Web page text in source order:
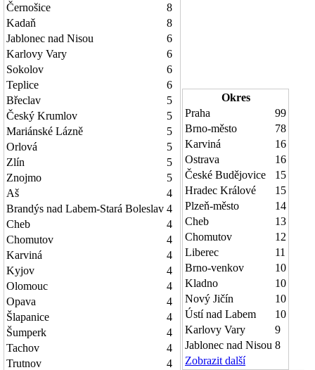
Černošice
8
Kadaň
8
Jablonec nad Nisou
6
Karlovy Vary
6
Sokolov
6
Teplice
6
Břeclav
5
Český Krumlov
5
Mariánské Lázně
5
Orlová
5
Zlín
5
Znojmo
5
Aš
4
Brandýs nad Labem-Stará Boleslav 4
Cheb
4
Chomutov
4
Karviná
4
Kyjov
4
Olomouc
4
Opava
4
Šlapanice
4
Šumperk
4
Tachov
4
Trutnov
4
Okres
Praha
99
Brno-město
78
Karviná
16
Ostrava
16
České Budějovice
15
Hradec Králové
15
Plzeň-město
14
Cheb
13
Chomutov
12
Liberec
11
Brno-venkov
10
Kladno
10
Nový Jičín
10
Ústí nad Labem
10
Karlovy Vary
9
Jablonec nad Nisou 8
Zobrazit další